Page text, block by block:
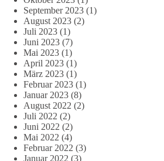
September 2023 (1)
August 2023 (2)
Juli 2023 (1)
Juni 2023 (7)
Mai 2023 (1)
April 2023 (1)
März 2023 (1)
Februar 2023 (1)
Januar 2023 (8)
August 2022 (2)
Juli 2022 (2)
Juni 2022 (2)
Mai 2022 (4)
Februar 2022 (3)
Januar 2022 (3)